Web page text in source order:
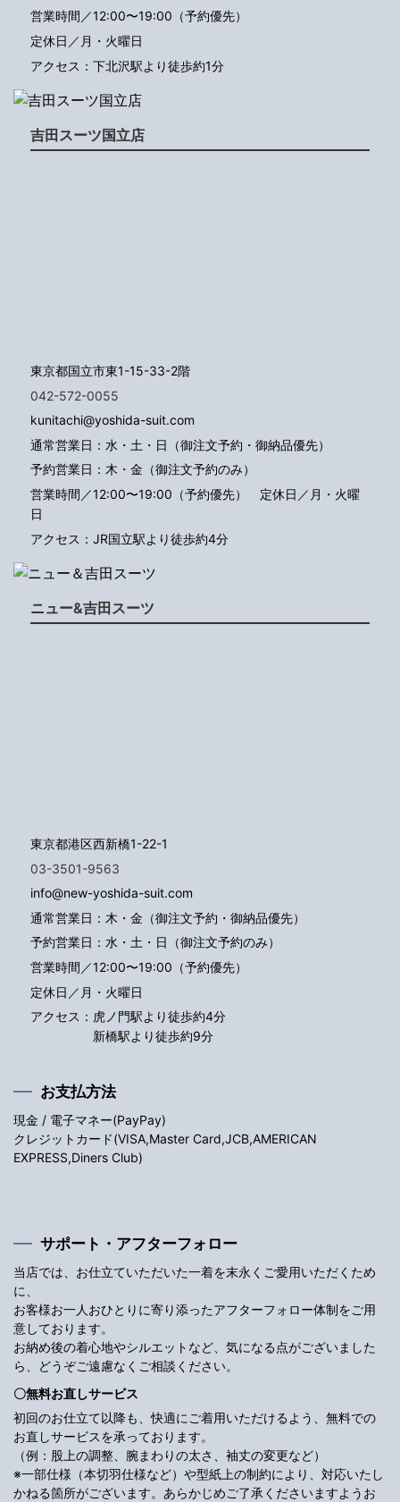
営業時間／12:00〜19:00（予約優先）
定休日／月・火曜日
アクセス：下北沢駅より徒歩約1分
吉田スーツ国立店
東京都国立市東1-15-33-2階
042-572-0055
kunitachi@yoshida-suit.com
通常営業日：水・土・日（御注文予約・御納品優先）
予約営業日：木・金（御注文予約のみ）
営業時間／12:00〜19:00（予約優先） 定休日／月・火曜
日
アクセス：JR国立駅より徒歩約4分
ニュー&吉田スーツ
東京都港区西新橋1-22-1
03-3501-9563
info@new-yoshida-suit.com
通常営業日：木・金（御注文予約・御納品優先）
予約営業日：水・土・日（御注文予約のみ）
営業時間／12:00〜19:00（予約優先）
定休日／月・火曜日
アクセス： 虎ノ門駅より徒歩約4分
新橋駅より徒歩約9分
お支払方法
現金 / 電子マネー(PayPay)
クレジットカード(VISA,Master Card,JCB,AMERICAN
EXPRESS,Diners Club)
サポート・アフターフォロー
当店では、お仕立ていただいた一着を末永くご愛用いただくため
に、
お客様お一人おひとりに寄り添ったアフターフォロー体制をご用
意しております。
お納め後の着心地やシルエットなど、気になる点がございました
ら、どうぞご遠慮なくご相談ください。
〇無料お直しサービス
初回のお仕立て以降も、快適にご着用いただけるよう、無料での
お直しサービスを承っております。
（例：股上の調整、腕まわりの太さ、袖丈の変更など）
※一部仕様（本切羽仕様など）や型紙上の制約により、対応いたし
かねる箇所がございます。あらかじめご了承くださいますようお